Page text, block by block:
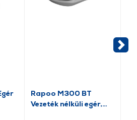
Rapoo M300 BT
Vezeték nélküli egér,